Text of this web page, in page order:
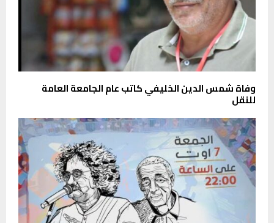
وفاة شمس الدين الخليفي كاتب عام الجامعة العامة
للنقل